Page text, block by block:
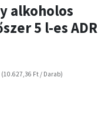
alkoholos
5 l-es ADR
(10.627,36 Ft / Darab)